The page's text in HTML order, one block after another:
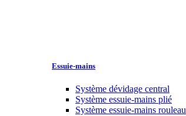
Essuie-mains
Système dévidage central
Système essuie-mains plié
Système essuie-mains rouleau